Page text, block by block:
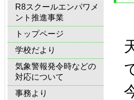
R8スクールエンパワメ
ント推進事業
トップページ
学校だより
気象警報発令時などの
対応について
事務より